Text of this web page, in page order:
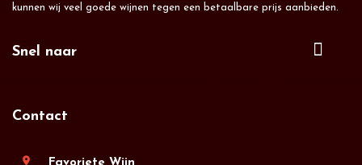
kunnen wij veel goede wijnen tegen een betaalbare prijs aanbieden.
Snel naar
Contact
location_on